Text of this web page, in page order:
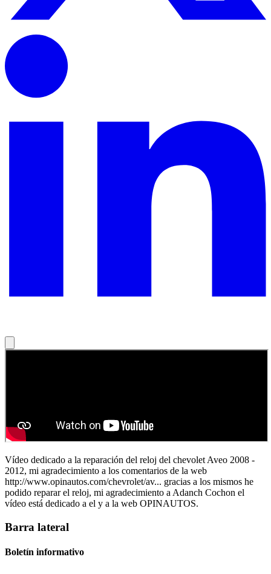
Vídeo dedicado a la reparación del reloj del chevolet Aveo 2008 -
2012, mi agradecimiento a los comentarios de la web
http://www.opinautos.com/chevrolet/av... gracias a los mismos he
podido reparar el reloj, mi agradecimiento a Adanch Cochon el
vídeo está dedicado a el y a la web OPINAUTOS.
Barra lateral
Boletín informativo